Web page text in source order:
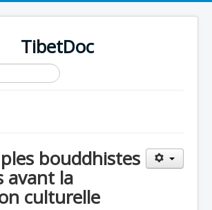
TibetDoc
bouddhistes
avant la
culturelle